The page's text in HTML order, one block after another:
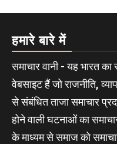
हमारे बारे में
समाचार वानी - यह भारत
वेबसाइट हैं जो राजनीति,
से संबंधित ताजा समाचार
होने वाली घटनाओं का
के माध्यम से समाज को